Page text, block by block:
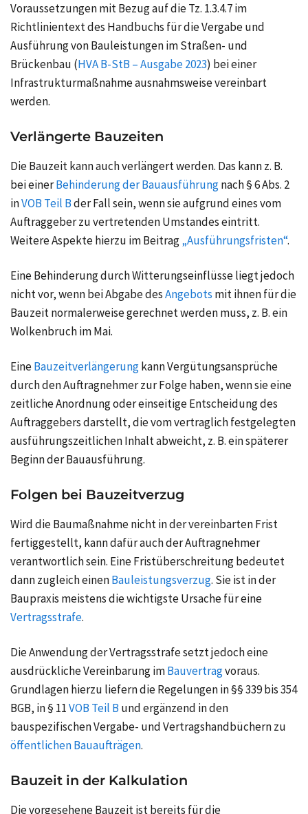
Voraussetzungen mit Bezug auf die Tz. 1.3.4.7 im
Richtlinientext des Handbuchs für die Vergabe und
Ausführung von Bauleistungen im Straßen- und
Brückenbau (HVA B-StB – Ausgabe 2023) bei einer
Infrastrukturmaßnahme ausnahmsweise vereinbart
werden.
Verlängerte Bauzeiten
Die Bauzeit kann auch verlängert werden. Das kann z. B.
bei einerBehinderung der Bauausführungnach § 6 Abs. 2
inVOB Teil Bder Fall sein, wenn sie aufgrund eines vom
Auftraggeber zu vertretenden Umstandes eintritt.
Weitere Aspekte hierzu im Beitrag„Ausführungsfristen“.
Eine Behinderung durch Witterungseinflüsse liegt jedoch
nicht vor, wenn bei Abgabe desAngebots mit ihnen für die
Bauzeit normalerweise gerechnet werden muss, z. B. ein
Wolkenbruch im Mai.
EineBauzeitverlängerungkann Vergütungsansprüche
durch den Auftragnehmer zur Folge haben, wenn sie eine
zeitliche Anordnung oder einseitige Entscheidung des
Auftraggebers darstellt, die vom vertraglich festgelegten
ausführungszeitlichen Inhalt abweicht, z. B. ein späterer
Beginn der Bauausführung.
Folgen bei Bauzeitverzug
Wird die Baumaßnahme nicht in der vereinbarten Frist
fertiggestellt, kann dafür auch der Auftragnehmer
verantwortlich sein. Eine Fristüberschreitung bedeutet
dann zugleich einenBauleistungsverzug. Sie ist in der
Baupraxis meistens die wichtigste Ursache für eine
Vertragsstrafe.
Die Anwendung der Vertragsstrafe setzt jedoch eine
ausdrückliche Vereinbarung imBauvertragvoraus.
Grundlagen hierzu liefern die Regelungen in §§ 339 bis 354
BGB, in § 11VOB Teil B und ergänzend in den
bauspezifischenVergabe- und Vertragshandbüchernzu
öffentlichen Bauaufträgen.
Bauzeit in der Kalkulation
Die vorgesehene Bauzeit ist bereits für die